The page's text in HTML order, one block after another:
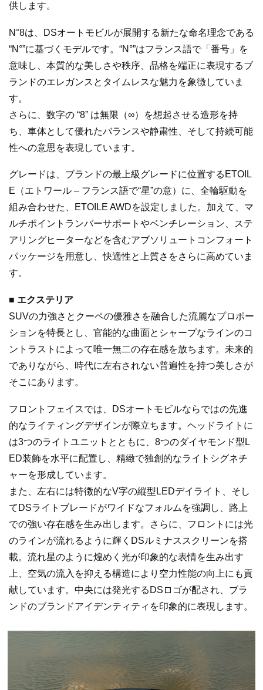
供します。
N°8は、DSオートモビルが展開する新たな命名理念である
“N°”に基づくモデルです。“N°”はフランス語で「番号」を
意味し、本質的な美しさや秩序、品格を端正に表現するブ
ランドのエレガンスとタイムレスな魅力を象徴していま
す。
さらに、数字の “8” は無限（∞）を想起させる造形を持
ち、車体として優れたバランスや静粛性、そして持続可能
性への意思を表現しています。
グレードは、ブランドの最上級グレードに位置するETOIL
E（エトワール – フランス語で“星”の意）に、全輪駆動を
組み合わせた、ETOILE AWDを設定しました。加えて、マ
ルチポイントランバーサポートやベンチレーション、ステ
アリングヒーターなどを含むアブソリュートコンフォート
パッケージを用意し、快適性と上質さをさらに高めていま
す。
■ エクステリア
SUVの力強さとクーペの優雅さを融合した流麗なプロポー
ションを特長とし、官能的な曲面とシャープなラインのコ
ントラストによって唯一無二の存在感を放ちます。未来的
でありながら、時代に左右されない普遍性を持つ美しさが
そこにあります。
フロントフェイスでは、DSオートモビルならではの先進
的なライティングデザインが際立ちます。ヘッドライトに
は3つのライトユニットとともに、8つのダイヤモンド型L
ED装飾を水平に配置し、精緻で独創的なライトシグネチ
ャーを形成しています。
また、左右には特徴的なV字の縦型LEDデイライト、そし
てDSライトブレードがワイドなフォルムを強調し、路上
での強い存在感を生み出します。さらに、フロントには光
のラインが流れるように輝くDSルミナススクリーンを搭
載。流れ星のように煌めく光が印象的な表情を生み出す
上、空気の流入を抑える構造により空力性能の向上にも貢
献しています。中央には発光するDSロゴが配され、ブラ
ンドのブランドアイデンティティを印象的に表現します。